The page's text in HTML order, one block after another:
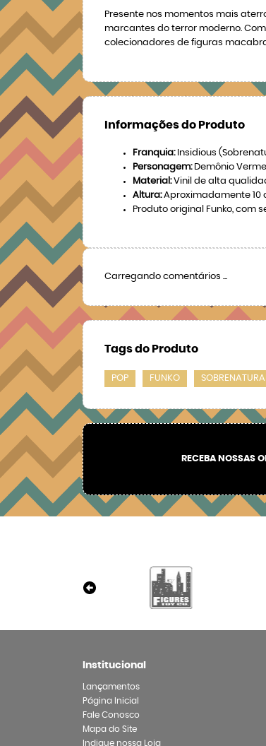
Presente nos momentos mais
marcantes do terror moderno.
colecionadores de figuras
Informações do Produto
Franquia:Insidious
Personagem:Demônio
Material:Vinil de alta
Altura:Aproximadamente 10
Produto original Funko, com
Carregando comentários ...
Tags do Produto
POP FUNKO
RECEBA NOSSAS
Institucional
Lançamentos
Página Inicial
Fale Conosco
Mapa do Site
Indique nossa Loja